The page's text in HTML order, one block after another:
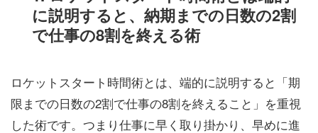
に説明すると、納期までの日数の2割
で仕事の8割を終える術
ロケットスタート時間術とは、端的に説明すると「期
限までの日数の2割で仕事の8割を終えること」を重視
した術です。つまり仕事に早く取り掛かり、早めに進